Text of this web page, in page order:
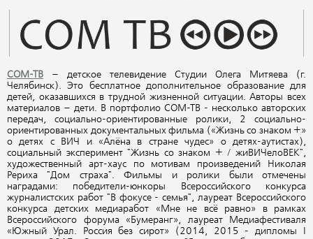
СОМ-ТВ – детское телевидение Студии Олега Митяева (г.
Челябинск). Это бесплатное дополнительное образование для
детей, оказавшихся в трудной жизненной ситуации. Авторы всех
материалов – дети. В портфолио СОМ-ТВ - несколько авторских
передач, социально-ориентированные ролики, 2 социально-
ориентированных документальных фильма («Жизнь со знаком +»
о детях с ВИЧ и «Алёна в стране чудес» о детях-аутистах),
социальный эксперимент "Жизнь со знаком + / жиВИЧелоВЕК",
художественный арт-хаус по мотивам произведений Николая
Рериха "Дом страха". Фильмы и ролики были отмечены
наградами: победители-юнкоры Всероссийского конкурса
журналистских работ "В фокусе - семья", лауреат Всероссийского
конкурса детских медиаработ «Мне не всё равно» в рамках
Всероссийского форума «Бумеранг», лауреат Медиафестиваля
«Южный Урал. Россия без сирот» (2014, 2015 - дипломы I